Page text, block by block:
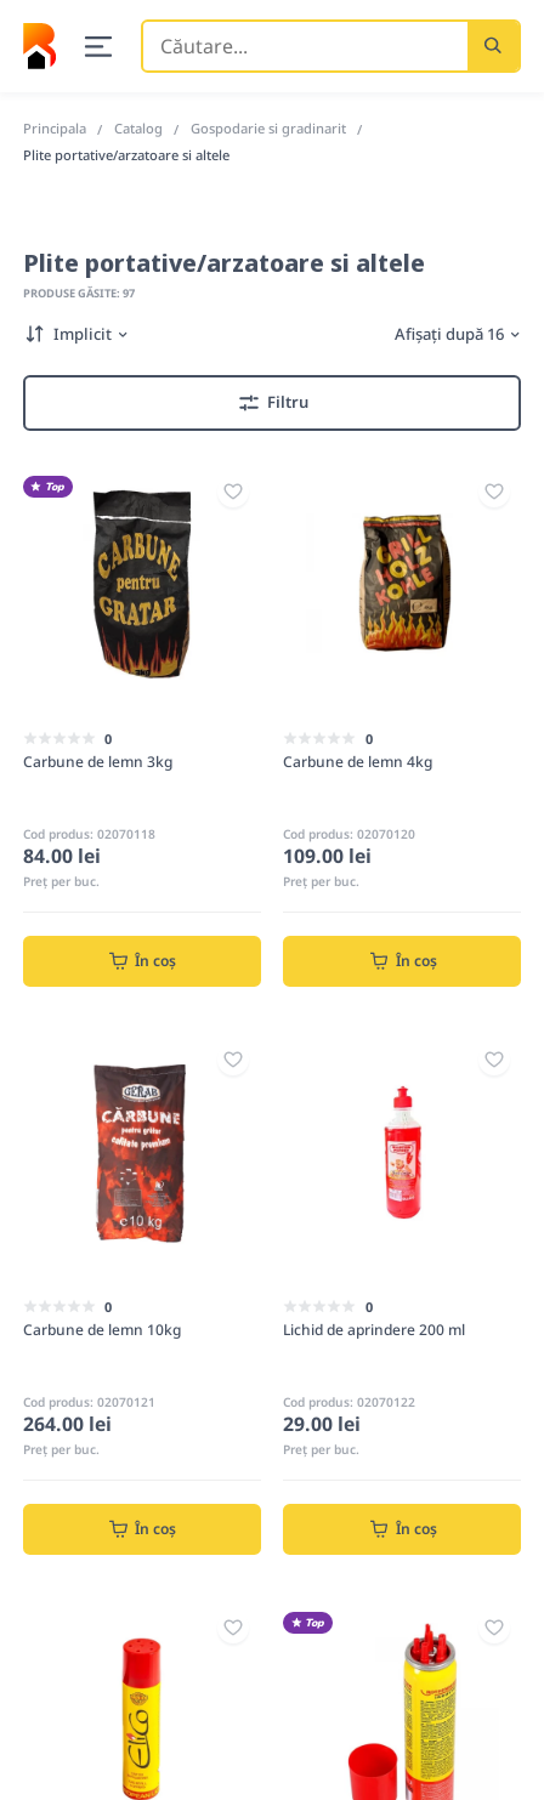
Căutare
Principala Catalog
Gospodarie si gradinarit
Plite portative/arzatoare si altele
Plite portative/arzatoare si altele
PRODUSE GĂSITE: 97
Implicit Afișați după 16
Filtru
Top
0
Carbune de lemn 3kg
Cod produs: 02070118
84.00 lei
Preț per buc.
În coș
0
Carbune de lemn 4kg
Cod produs: 02070120
109.00 lei
Preț per buc.
În coș
0
Carbune de lemn 10kg
Cod produs: 02070121
264.00 lei
Preț per buc.
În coș
0
Lichid de aprindere 200 ml
Cod produs: 02070122
29.00 lei
Preț per buc.
În coș
Top